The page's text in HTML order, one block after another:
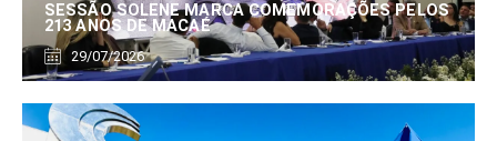
SESSÃO SOLENE MARCA COMEMORAÇÕES PELOS
213 ANOS DE MACAÉ
29/07/2026